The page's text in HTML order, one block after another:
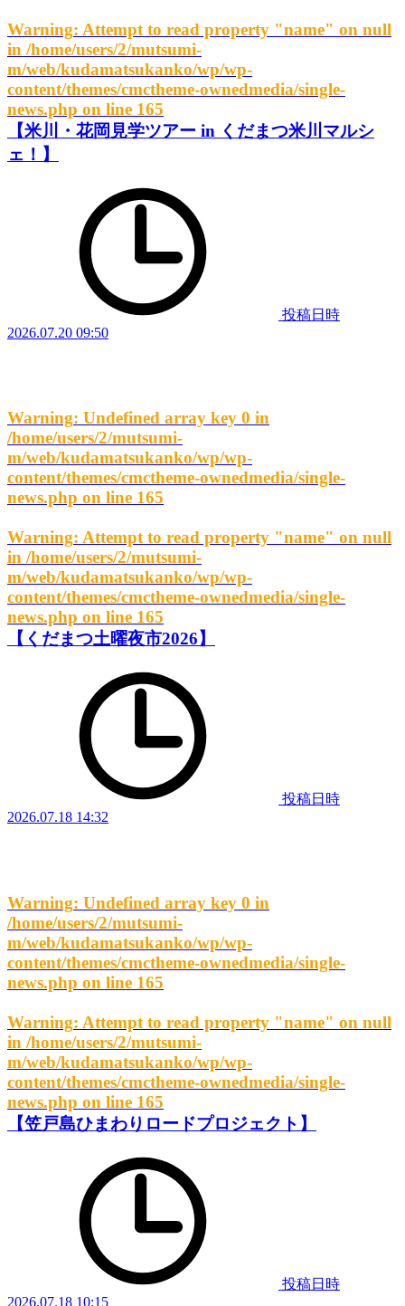
Warning: Attempt to read property "name" on null
in /home/users/2/mutsumi-
m/web/kudamatsukanko/wp/wp-
content/themes/cmctheme-ownedmedia/single-
news.php on line 165
【米川・花岡見学ツアー in くだまつ米川マルシ
ェ！】
投稿日時
2026.07.20 09:50
Warning: Undefined array key 0 in
/home/users/2/mutsumi-
m/web/kudamatsukanko/wp/wp-
content/themes/cmctheme-ownedmedia/single-
news.php on line 165
Warning: Attempt to read property "name" on null
in /home/users/2/mutsumi-
m/web/kudamatsukanko/wp/wp-
content/themes/cmctheme-ownedmedia/single-
news.php on line 165
【くだまつ土曜夜市2026】
投稿日時
2026.07.18 14:32
Warning: Undefined array key 0 in
/home/users/2/mutsumi-
m/web/kudamatsukanko/wp/wp-
content/themes/cmctheme-ownedmedia/single-
news.php on line 165
Warning: Attempt to read property "name" on null
in /home/users/2/mutsumi-
m/web/kudamatsukanko/wp/wp-
content/themes/cmctheme-ownedmedia/single-
news.php on line 165
【笠戸島ひまわりロードプロジェクト】
投稿日時
2026.07.18 10:15